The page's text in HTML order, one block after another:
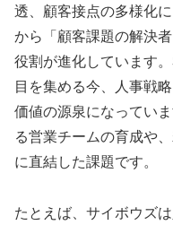
透、顧客接点の多様化
から「顧客課題の解決
役割が進化しています。
目を集める今、人事戦
価値の源泉になってい
る営業チームの育成や
に直結した課題です。
たとえば、サイボウズ